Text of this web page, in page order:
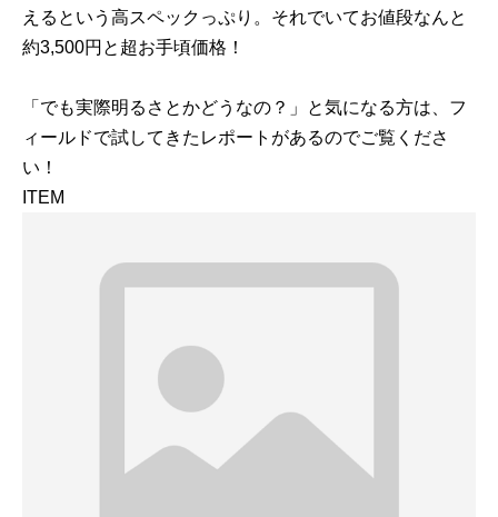
えるという高スペックっぷり。それでいてお値段なんと
約3,500円と超お手頃価格！
「でも実際明るさとかどうなの？」と気になる方は、フ
ィールドで試してきたレポートがあるのでご覧くださ
い！
ITEM